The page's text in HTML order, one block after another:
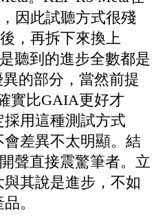
因此試聽方式很殘
，再拆下來換上
聽到的進步全數都是
的部分，當然前提
實比GAIA更好才
用這種測試方式
差異不太明顯。結
聲直接震驚筆者。立
其說是進步，不如
。